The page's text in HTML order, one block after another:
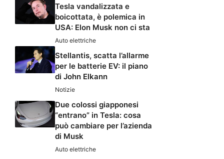
Tesla vandalizzata e
boicottata, è polemica in
USA: Elon Musk non ci sta
Auto elettriche
Stellantis, scatta l’allarme
per le batterie EV: il piano
di John Elkann
Notizie
Due colossi giapponesi
“entrano” in Tesla: cosa
può cambiare per l’azienda
di Musk
Auto elettriche